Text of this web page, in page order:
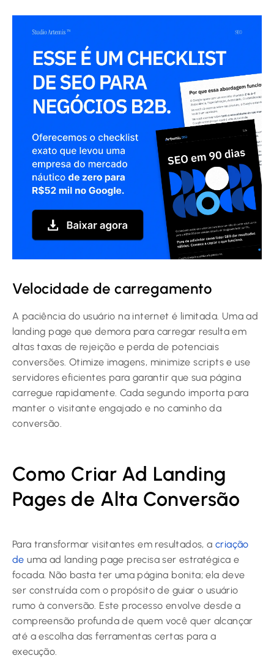
Velocidade de carregamento
A paciência do usuário na internet é limitada. Uma ad
landing page que demora para carregar resulta em
altas taxas de rejeição e perda de potenciais
conversões. Otimize imagens, minimize scripts e use
servidores eficientes para garantir que sua página
carregue rapidamente. Cada segundo importa para
manter o visitante engajado e no caminho da
conversão.
Como Criar Ad Landing
Pages de Alta Conversão
Para transformar visitantes em resultados, a criação
de uma ad landing page precisa ser estratégica e
focada. Não basta ter uma página bonita; ela deve
ser construída com o propósito de guiar o usuário
rumo à conversão. Este processo envolve desde a
compreensão profunda de quem você quer alcançar
até a escolha das ferramentas certas para a
execução.